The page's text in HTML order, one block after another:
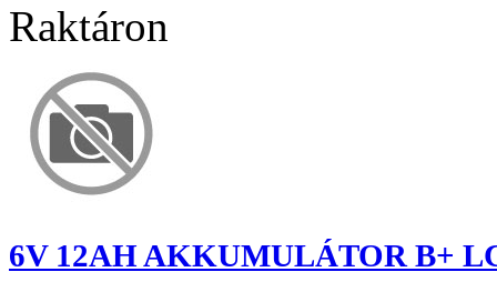
Raktáron
6V 12AH AKKUMULÁTOR B+